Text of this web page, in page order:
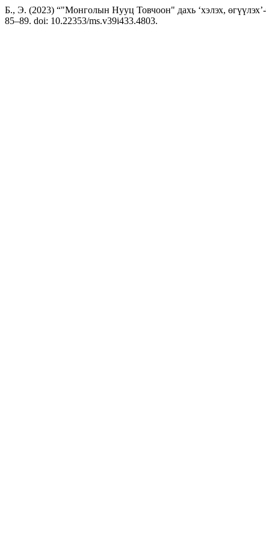
Б., Э. (2023) “"Монголын Нууц Товчоон" дахь ‘хэлэх,
85–89. doi: 10.22353/ms.v39i433.4803.